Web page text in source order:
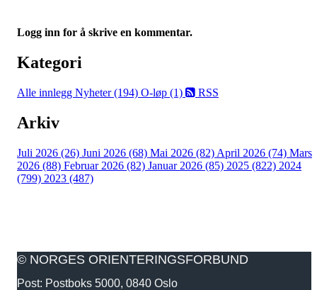
Logg inn for å skrive en kommentar.
Kategori
Alle innlegg Nyheter (194) O-løp (1) RSS
Arkiv
Juli 2026 (26) Juni 2026 (68) Mai 2026 (82) April 2026 (74) Mars
2026 (88) Februar 2026 (82) Januar 2026 (85) 2025 (822) 2024
(799) 2023 (487)
© NORGES ORIENTERINGSFORBUND
Post: Postboks 5000, 0840 Oslo